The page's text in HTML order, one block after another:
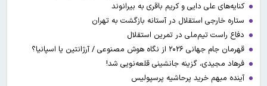
کنایه‌های علی دایی و کریم باقری به بیرانوند
ستاره خارجی استقلال در آستانه بازگشت به تهران
دفاع راست تیم‌ملی در تمرین استقلال
قهرمان جام جهانی ۲۰۲۶ از نگاه هوش مصنوعی / آرژانتین یا اسپانیا؟
فرهاد مجیدی، گزینه جانشینی قلعه‌نویی شد!
آینده مبهم خرید پرحاشیه پرسپولیس